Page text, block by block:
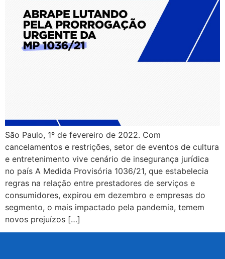
São Paulo, 1º de fevereiro de 2022. Com
cancelamentos e restrições, setor de eventos de cultura
e entretenimento vive cenário de insegurança jurídica
no país A Medida Provisória 1036/21, que estabelecia
regras na relação entre prestadores de serviços e
consumidores, expirou em dezembro e empresas do
segmento, o mais impactado pela pandemia, temem
novos prejuízos […]